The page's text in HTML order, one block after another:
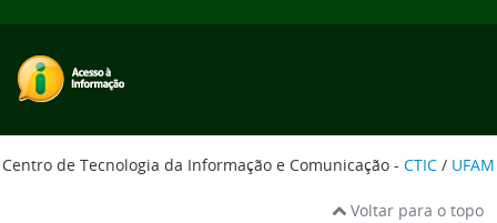
Centro de Tecnologia da Informação e Comunicação - CTIC / UFAM
Voltar para o topo